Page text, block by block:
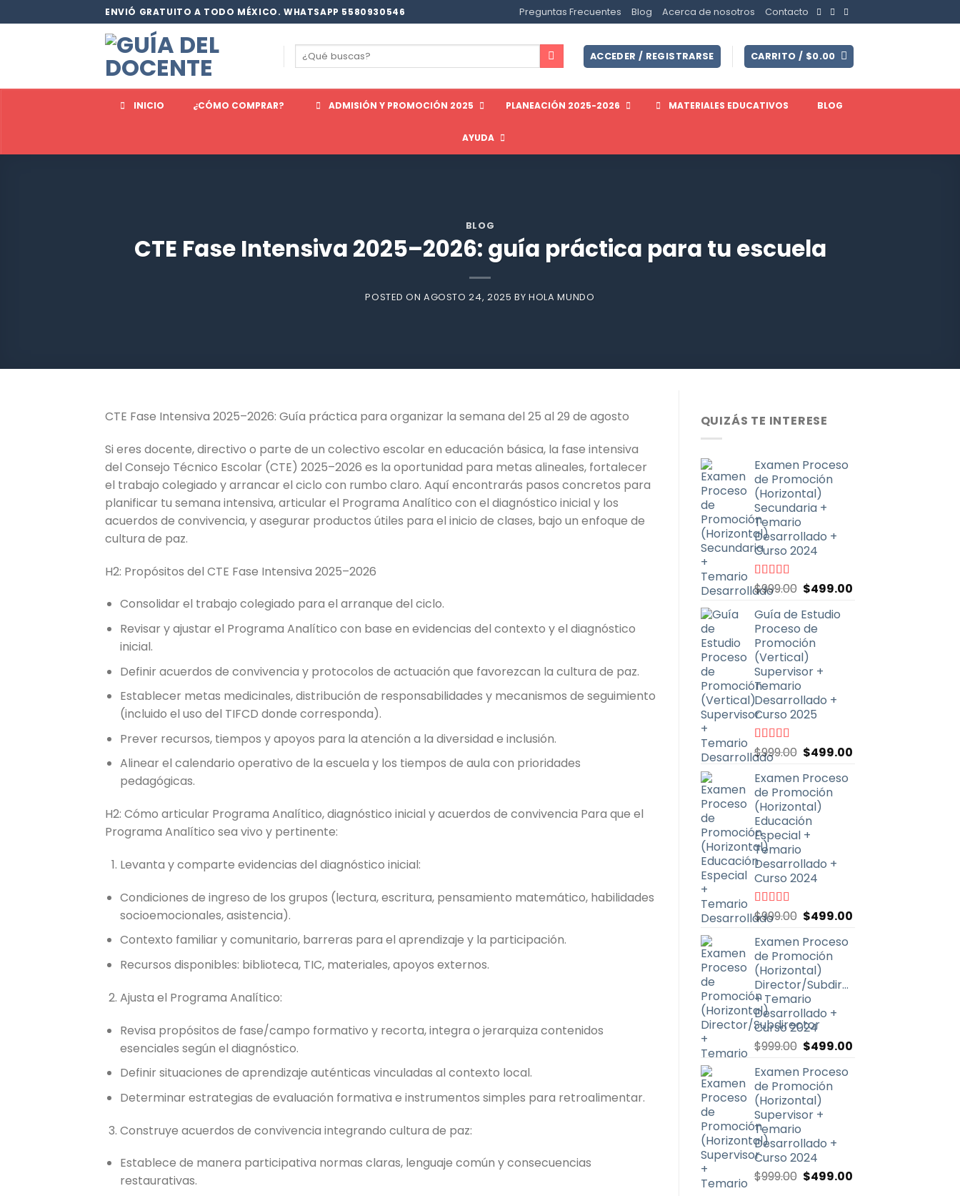
al
ENVIÓ GRATUITO A TODO MÉXICO. WHATSAPP 5580930546 Preguntas Frecuentes Blog Acerca de nosotros Contacto
Buscar
por:
ACCEDER / REGISTRARSE CARRITO / $0.00
INICIO ¿CÓMO COMPRAR? ADMISIÓN Y PROMOCIÓN 2025 PLANEACIÓN 2025-2026 MATERIALES EDUCATIVOS BLOG
AYUDA
BLOG
CTE Fase Intensiva 2025–2026: guía práctica para tu escuela
POSTED ON AGOSTO 24, 2025 BYHOLA MUNDO
CTE Fase Intensiva 2025–2026: Guía práctica para organizar la semana del 25 al 29 de agosto
Si eres docente, directivo o parte de un colectivo escolar en educación básica, la fase intensiva
del Consejo Técnico Escolar (CTE) 2025–2026 es la oportunidad para metas alineales, fortalecer
el trabajo colegiado y arrancar el ciclo con rumbo claro. Aquí encontrarás pasos concretos para
planificar tu semana intensiva, articular el Programa Analítico con el diagnóstico inicial y los
acuerdos de convivencia, y asegurar productos útiles para el inicio de clases, bajo un enfoque de
cultura de paz.
H2: Propósitos del CTE Fase Intensiva 2025–2026
Consolidar el trabajo colegiado para el arranque del ciclo.
Revisar y ajustar el Programa Analítico con base en evidencias del contexto y el diagnóstico
inicial.
Definir acuerdos de convivencia y protocolos de actuación que favorezcan la cultura de paz.
Establecer metas medicinales, distribución de responsabilidades y mecanismos de seguimiento
(incluido el uso del TIFCD donde corresponda).
Prever recursos, tiempos y apoyos para la atención a la diversidad e inclusión.
Alinear el calendario operativo de la escuela y los tiempos de aula con prioridades
pedagógicas.
H2: Cómo articular Programa Analítico, diagnóstico inicial y acuerdos de convivencia Para que el
Programa Analítico sea vivo y pertinente:
Levanta y comparte evidencias del diagnóstico inicial:
Condiciones de ingreso de los grupos (lectura, escritura, pensamiento matemático, habilidades
socioemocionales, asistencia).
Contexto familiar y comunitario, barreras para el aprendizaje y la participación.
Recursos disponibles: biblioteca, TIC, materiales, apoyos externos.
Ajusta el Programa Analítico:
Revisa propósitos de fase/campo formativo y recorta, integra o jerarquiza contenidos
esenciales según el diagnóstico.
Definir situaciones de aprendizaje auténticas vinculadas al contexto local.
Determinar estrategias de evaluación formativa e instrumentos simples para retroalimentar.
Construye acuerdos de convivencia integrando cultura de paz:
Establece de manera participativa normas claras, lenguaje común y consecuencias
restaurativas.
QUIZÁS TE INTERESE
Examen Proceso
de Promoción
(Horizontal)
Secundaria +
Temario
Desarrollado +
Curso 2024
Valorado
con
5
$999.00 El
original
era:
$999.00.
$499.00
Guía de Estudio
Proceso de
Promoción
(Vertical)
Supervisor +
Temario
Desarrollado +
Curso 2025
Valorado
con
5
$999.00 El
original
era:
$999.00.
$499.00
Examen Proceso
de Promoción
(Horizontal)
Educación
Especial +
Temario
Desarrollado +
Curso 2024
Valorado
con
5
$999.00 El
original
era:
$999.00.
$499.00
Examen Proceso
de Promoción
(Horizontal)
Director/Subdirector
+ Temario
Desarrollado +
Curso 2024
$999.00 El
original
era:
$999.00.
$499.00
Examen Proceso
de Promoción
(Horizontal)
Supervisor +
Temario
Desarrollado +
Curso 2024
$999.00 El
$499.00